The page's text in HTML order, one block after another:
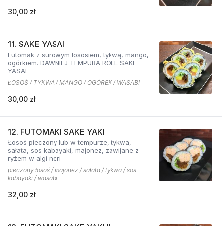
30,00 zł
11. SAKE YASAI
Futomak z surowym łososiem, tykwą, mango,
ogórkiem. DAWNIEJ TEMPURA ROLL SAKE
YASAI
ŁOSOŚ / TYKWA / MANGO / OGÓREK / WASABI
30,00 zł
12. FUTOMAKI SAKE YAKI
Łosoś pieczony lub w tempurze, tykwa,
sałata, sos kabayaki, majonez, zawijane z
ryżem w algi nori
pieczony łosoś / majonez / sałata / tykwa / sos
kabayaki / wasabi
32,00 zł